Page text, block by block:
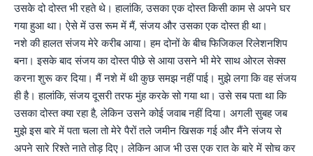
उसके दो दोस्त भी रहते थे। हालांकि, उसका एक दोस्त किसी काम से अपने घर
गया हुआ था। ऐसे में उस रूम में मैं, संजय और उसका एक दोस्त ही था।
नशे की हालत संजय मेरे करीब आया। हम दोनों के बीच फिजिकल रिलेशनशिप
बना। इसके बाद संजय का दोस्त पीछे से आया उसने भी मेरे साथ ओरल सेक्स
करना शुरू कर दिया। मैं नशे में थी कुछ समझ नहीं पाई। मुझे लगा कि वह संजय
ही है। हालांकि, संजय दूसरी तरफ मुंह करके सो गया था। उसे सब पता था कि
उसका दोस्त क्या रहा है, लेकिन उसने कोई जवाब नहीं दिया। अगली सुबह जब
मुझे इस बारे में पता चला तो मेरे पैरों तले जमीन खिसक गई और मैंने संजय से
अपने सारे रिश्ते नाते तोड़ दिए। लेकिन आज भी उस एक रात के बारे में सोच कर